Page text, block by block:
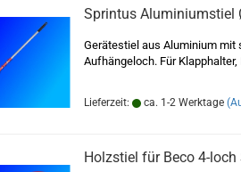
Sprintus Aluminiumstiel
Gerätestiel aus Aluminium
Aufhängeloch. Für
Lieferzeit: ca. 1-2 Werktage
Holzstiel für Beco 4-